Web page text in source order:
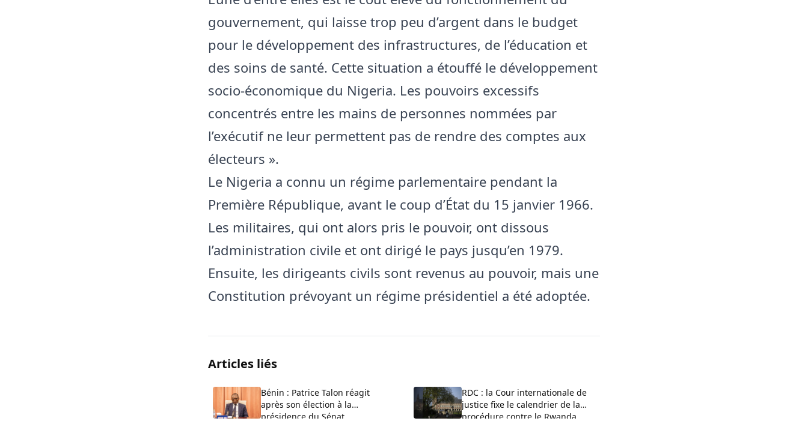
gouvernement, qui laisse trop peu d’argent dans le budget
pour le développement des infrastructures, de l’éducation et
des soins de santé. Cette situation a étouffé le développement
socio-économique du Nigeria. Les pouvoirs excessifs
concentrés entre les mains de personnes nommées par
l’exécutif ne leur permettent pas de rendre des comptes aux
électeurs ».
Le Nigeria a connu un régime parlementaire pendant la
Première République, avant le coup d’État du 15 janvier 1966.
Les militaires, qui ont alors pris le pouvoir, ont dissous
l’administration civile et ont dirigé le pays jusqu’en 1979.
Ensuite, les dirigeants civils sont revenus au pouvoir, mais une
Constitution prévoyant un régime présidentiel a été adoptée.
Articles liés
Bénin : Patrice Talon réagit
après son élection à la
présidence du Sénat
RDC : la Cour internationale de
justice fixe le calendrier de la
procédure contre le Rwanda